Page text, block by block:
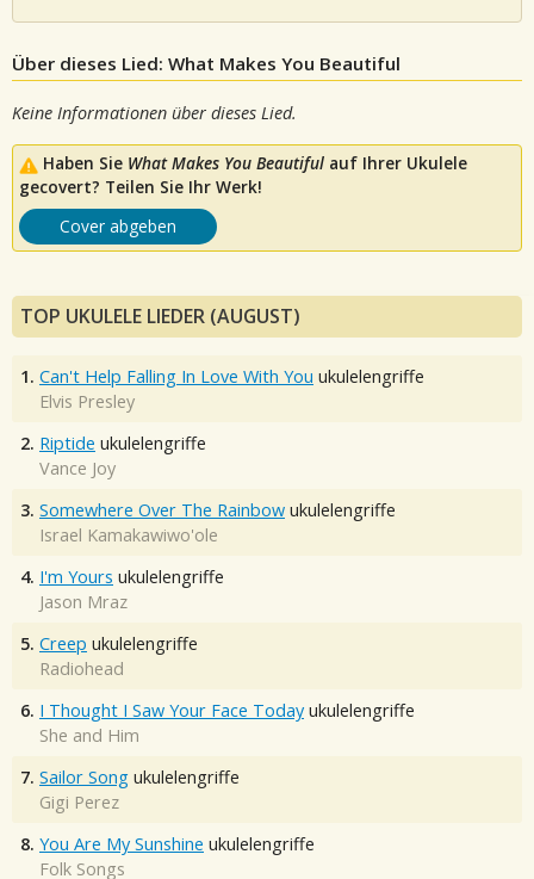
Über dieses Lied: What Makes You Beautiful
Keine Informationen über dieses Lied.
Haben Sie What Makes You Beautiful auf Ihrer Ukulele
gecovert? Teilen Sie Ihr Werk!
Cover abgeben
TOP UKULELE LIEDER (AUGUST)
1. Can't Help Falling In Love With You ukulelengriffe
Elvis Presley
2. Riptide ukulelengriffe
Vance Joy
3. Somewhere Over The Rainbow ukulelengriffe
Israel Kamakawiwo'ole
4. I'm Yours ukulelengriffe
Jason Mraz
5. Creep ukulelengriffe
Radiohead
6. I Thought I Saw Your Face Today ukulelengriffe
She and Him
7. Sailor Song ukulelengriffe
Gigi Perez
8. You Are My Sunshine ukulelengriffe
Folk Songs